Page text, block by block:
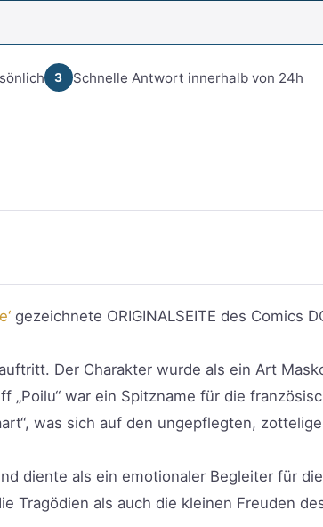
3 Schnelle Antwort innerhalb von 24h
gezeichnete ORIGINALSEITE des Comics
Der Charakter wurde als ein Art
war ein Spitzname für die
was sich auf den ungepflegten,
diente als ein emotionaler Begleiter für
Tragödien als auch die kleinen Freuden